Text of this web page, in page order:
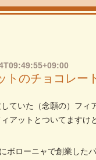
トのチョコレー
ていた（念願の）フィ
アットとついてますけ
ボローニャで創業した